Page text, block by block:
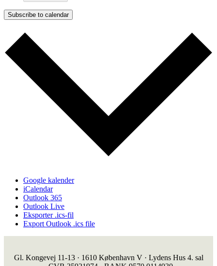
Subscribe to calendar
Google kalender
iCalendar
Outlook 365
Outlook Live
Eksporter .ics-fil
Export Outlook .ics file
Gl. Kongevej 11-13 · 1610 København V · Lydens Hus 4. sal